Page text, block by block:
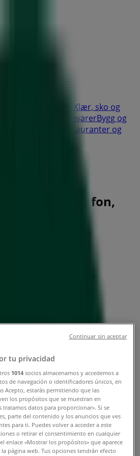
Klær, sko og
Elektronikk og hvitevarerBygg og
Restauranter og
Grønn - Telefon,
i nærheten
Kolbotn
tu privacidad
1014 socios almacenamos y accedemos a
de navegación o identificadores únicos, en
Acepto, estarás permitiendo que las
los propósitos que se muestran en
tratamos datos para proporcionar». Si se
parte del contenido y los anuncios que ves
para ti. Puedes volver a acceder a este
o retirar el consentimiento en cualquier
enlace «Mostrar los propósitos» que aparece
página web. Tus opciones tendrán efecto
Continuar sin aceptar